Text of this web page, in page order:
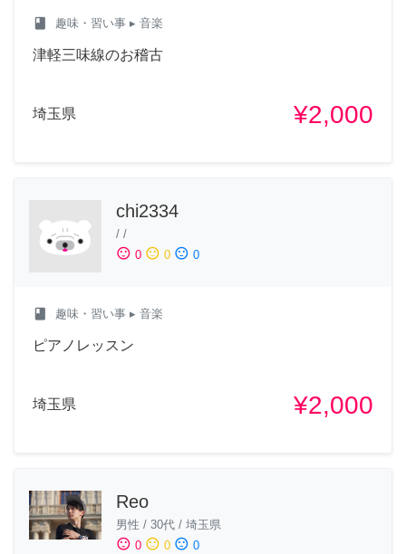
class 趣味・習い事 ▸ 音楽
津軽三味線のお稽古
埼玉県 ¥2,000
chi2334
/ /
sentiment_satisfied 0 sentiment_neutral 0 sentiment_dissatisfied 0
class 趣味・習い事 ▸ 音楽
ピアノレッスン
埼玉県 ¥2,000
Reo
男性 / 30代 / 埼玉県
sentiment_satisfied 0 sentiment_neutral 0 sentiment_dissatisfied 0